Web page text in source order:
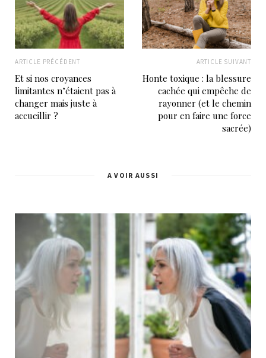
ARTICLE PRÉCÉDENT
Et si nos croyances
limitantes n’étaient pas à
changer mais juste à
accueillir ?
ARTICLE SUIVANT
Honte toxique : la blessure
cachée qui empêche de
rayonner (et le chemin
pour en faire une force
sacrée)
A VOIR AUSSI